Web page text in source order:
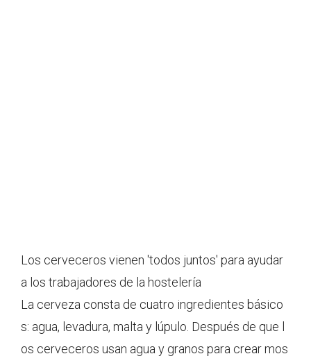
Los cerveceros vienen 'todos juntos' para ayudar
a los trabajadores de la hostelería
La cerveza consta de cuatro ingredientes básico
s: agua, levadura, malta y lúpulo. Después de que l
os cerveceros usan agua y granos para crear mos